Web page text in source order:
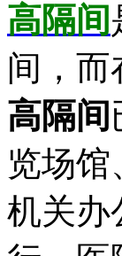
高隔间
间，而
高隔间
览场馆
机关办